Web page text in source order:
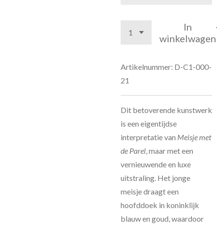
In
winkelwagen
Artikelnummer: D-C1-000-
21
Dit betoverende kunstwerk
is een eigentijdse
interpretatie van Meisje met
de Parel, maar met een
vernieuwende en luxe
uitstraling. Het jonge
meisje draagt een
hoofddoek in koninklijk
blauw en goud, waardoor